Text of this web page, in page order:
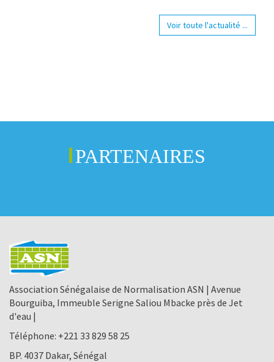
Voir toute l'actualité ...
PARTENAIRES
Association Sénégalaise de Normalisation ASN | Avenue
Bourguiba, Immeuble Serigne Saliou Mbacke près de Jet
d'eau |
Téléphone: +221 33 829 58 25
BP. 4037 Dakar, Sénégal